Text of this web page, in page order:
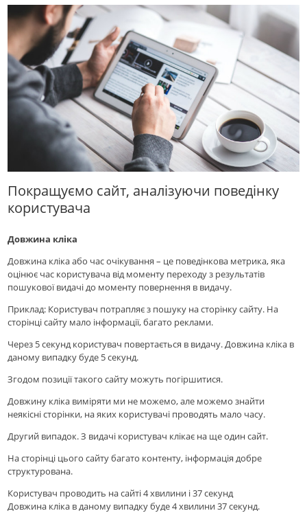
Покращуємо сайт, аналiзуючи поведінку
користувача
Довжина кліка
Довжина кліка або час очікування – це поведінкова метрика, яка
оцінює час користувача від моменту переходу з результатів
пошукової видачі до моменту повернення в видачу.
Приклад: Користувач потрапляє з пошуку на сторінку сайту. На
сторінці сайту мало інформації, багато реклами.
Через 5 секунд користувач повертається в видачу. Довжина кліка в
даному випадку буде 5 секунд.
Згодом позиції такого сайту можуть погіршитися.
Довжину кліка виміряти ми не можемо, але можемо знайти
неякісні сторінки, на яких користувачі проводять мало часу.
Другий випадок. З видачі користувач клікає на ще один сайт.
На сторінці цього сайту багато контенту, інформація добре
структурована.
Користувач проводить на сайті 4 хвилини і 37 секунд
Довжина кліка в даному випадку буде 4 хвилини 37 секунд.